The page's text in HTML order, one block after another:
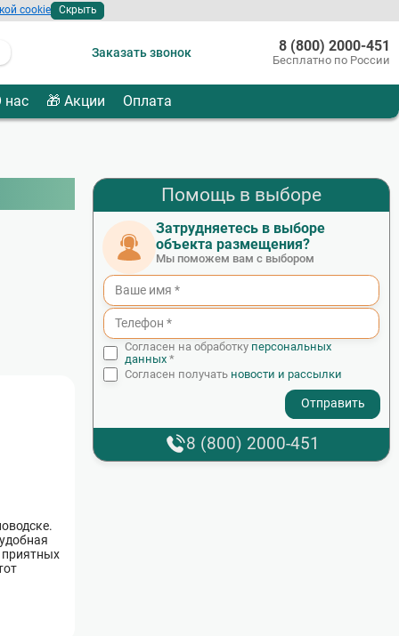
cookie Скрыть
Заказать звонок 8 (800) 2000-451
Бесплатно по России
нас 🎁 Акции Оплата
приятных
Помощь в выборе
Затрудняетесь в выборе
объекта размещения?
Мы поможем вам с выбором
Согласен на обработку персональных
данных*
Согласен получать новости и рассылки
8 (800) 2000-451